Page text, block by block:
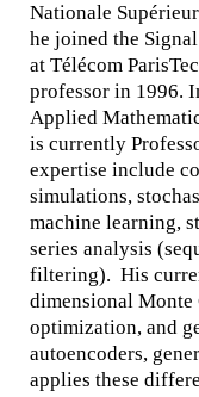
Nationale
he joined the
at Télécom
professor in 1996.
Applied
is currently
expertise include
simulations,
machine learning,
series analysis
filtering). His
dimensional Monte
optimization, and
autoencoders,
applies these